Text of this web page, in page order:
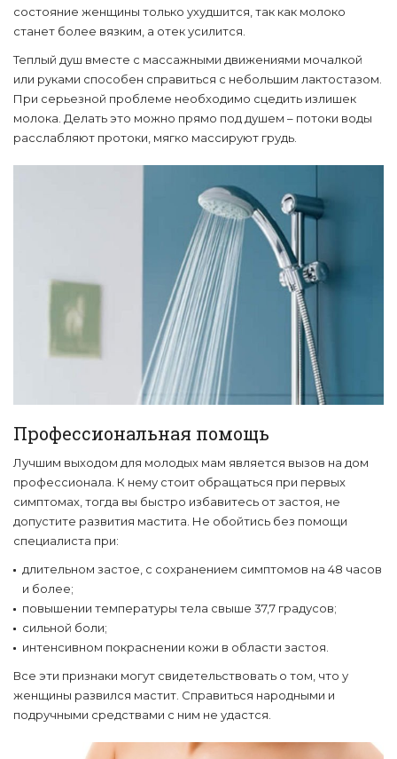
состояние женщины только ухудшится, так как молоко
станет более вязким, а отек усилится.
Теплый душ вместе с массажными движениями мочалкой
или руками способен справиться с небольшим лактостазом.
При серьезной проблеме необходимо сцедить излишек
молока. Делать это можно прямо под душем – потоки воды
расслабляют протоки, мягко массируют грудь.
Профессиональная помощь
Лучшим выходом для молодых мам является вызов на дом
профессионала. К нему стоит обращаться при первых
симптомах, тогда вы быстро избавитесь от застоя, не
допустите развития мастита. Не обойтись без помощи
специалиста при:
длительном застое, с сохранением симптомов на 48 часов
и более;
повышении температуры тела свыше 37,7 градусов;
сильной боли;
интенсивном покраснении кожи в области застоя.
Все эти признаки могут свидетельствовать о том, что у
женщины развился мастит. Справиться народными и
подручными средствами с ним не удастся.